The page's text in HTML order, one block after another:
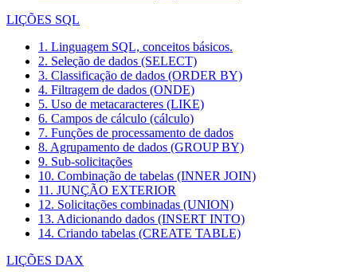
LIÇÕES SQL
1. Linguagem SQL, conceitos básicos.
2. Seleção de dados (SELECT)
3. Classificação de dados (ORDER BY)
4. Filtragem de dados (ONDE)
5. Uso de metacaracteres (LIKE)
6. Campos de cálculo (cálculo)
7. Funções de processamento de dados
8. Agrupamento de dados (GROUP BY)
9. Sub-solicitações
10. Combinação de tabelas (INNER JOIN)
11. JUNÇÃO EXTERIOR
12. Solicitações combinadas (UNION)
13. Adicionando dados (INSERT INTO)
14. Criando tabelas (CREATE TABLE)
LIÇÕES DAX